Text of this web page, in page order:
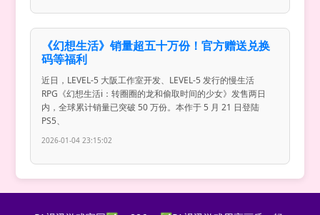
《幻想生活》销量超五十万份！官方赠送兑换
码等福利
近日，LEVEL-5 大阪工作室开发、LEVEL-5 发行的慢生活
RPG《幻想生活i：转圈圈的龙和偷取时间的少女》发售两日
内，全球累计销量已突破 50 万份。本作于 5 月 21 日登陆
PS5、
2026-01-04 23:15:02